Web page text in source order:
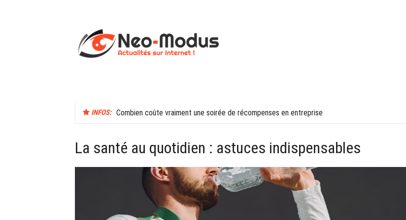
INFOS: Combien coûte vraiment une soirée de récompenses en entreprise
La santé au quotidien : astuces indispensables